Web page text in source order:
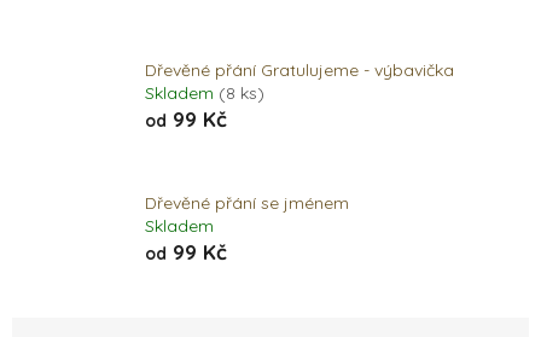
Dřevěné přání Gratulujeme - výbavička
Skladem (8 ks)
od 99 Kč
Dřevěné přání se jménem
Skladem
od 99 Kč